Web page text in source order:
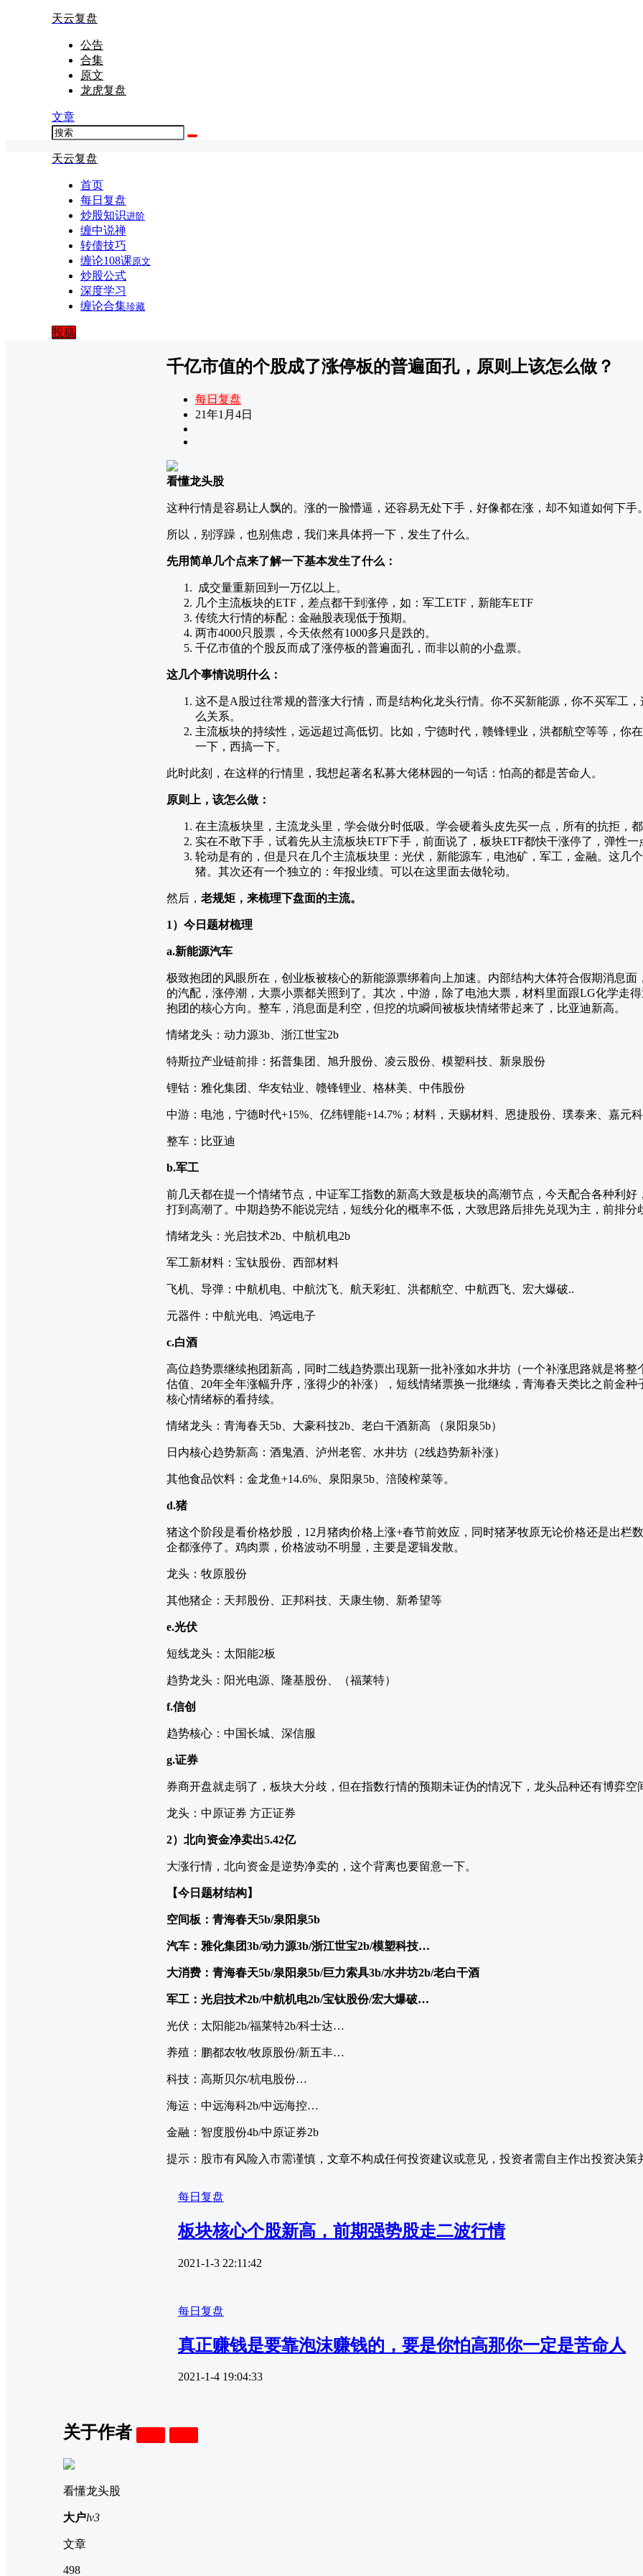
天云复盘
公告
合集
原文
龙虎复盘
文章
天云复盘
首页
每日复盘
炒股知识进阶
缠中说禅
转债技巧
缠论108课原文
炒股公式
深度学习
缠论合集珍藏
投稿
千亿市值的个股成了涨停板的普遍面孔，原则上该怎么做？
每日复盘
21年1月4日
看懂龙头股
这种行情是容易让人飘的。涨的一脸懵逼，还容易无处下手，好像都在涨，却不知道如何下手
所以，别浮躁，也别焦虑，我们来具体捋一下，发生了什么。
先用简单几个点来了解一下基本发生了什么：
成交量重新回到一万亿以上。
几个主流板块的ETF，差点都干到涨停，如：军工ETF，新能车ETF
传统大行情的标配：金融股表现低于预期。
两市4000只股票，今天依然有1000多只是跌的。
千亿市值的个股反而成了涨停板的普遍面孔，而非以前的小盘票。
这几个事情说明什么：
这不是A股过往常规的普涨大行情，而是结构化龙头行情。你不买新能源，你不买军工
么关系。
主流板块的持续性，远远超过高低切。比如，宁德时代，赣锋锂业，洪都航空等等，你
一下，西搞一下。
此时此刻，在这样的行情里，我想起著名私募大佬林园的一句话：怕高的都是苦命人。
原则上，该怎么做：
在主流板块里，主流龙头里，学会做分时低吸。学会硬着头皮先买一点，所有的抗拒，
实在不敢下手，试着先从主流板块ETF下手，前面说了，板块ETF都快干涨停了，弹性一
轮动是有的，但是只在几个主流板块里：光伏，新能源车，电池矿，军工，金融。这几
猪。其次还有一个独立的：年报业绩。可以在这里面去做轮动。
然后， 老规矩，来梳理下盘面的主流。
1）今日题材梳理
a.新能源汽车
极致抱团的风眼所在，创业板被核心的新能源票绑着向上加速。内部结构大体符合假期消息面
的汽配，涨停潮，大票小票都关照到了。其次，中游，除了电池大票，材料里面跟LG化学走
抱团的核心方向。整车，消息面是利空，但挖的坑瞬间被板块情绪带起来了，比亚迪新高。
情绪龙头：动力源3b、浙江世宝2b
特斯拉产业链前排：拓普集团、旭升股份、凌云股份、模塑科技、新泉股份
锂钴：雅化集团、华友钴业、赣锋锂业、格林美、中伟股份
中游：电池，宁德时代+15%、亿纬锂能+14.7%；材料，天赐材料、恩捷股份、璞泰来、嘉元
整车：比亚迪
b.军工
前几天都在提一个情绪节点，中证军工指数的新高大致是板块的高潮节点，今天配合各种利好
打到高潮了。中期趋势不能说完结，短线分化的概率不低，大致思路后排先兑现为主，前排分
情绪龙头：光启技术2b、中航机电2b
军工新材料：宝钛股份、西部材料
飞机、导弹：中航机电、中航沈飞、航天彩虹、洪都航空、中航西飞、宏大爆破..
元器件：中航光电、鸿远电子
c.白酒
高位趋势票继续抱团新高，同时二线趋势票出现新一批补涨如水井坊（一个补涨思路就是将整
估值、20年全年涨幅升序，涨得少的补涨），短线情绪票换一批继续，青海春天类比之前金
核心情绪标的看持续。
情绪龙头：青海春天5b、大豪科技2b、老白干酒新高 （泉阳泉5b）
日内核心趋势新高：酒鬼酒、泸州老窖、水井坊（2线趋势新补涨）
其他食品饮料：金龙鱼+14.6%、泉阳泉5b、涪陵榨菜等。
d.猪
猪这个阶段是看价格炒股，12月猪肉价格上涨+春节前效应，同时猪茅牧原无论价格还是出栏
企都涨停了。鸡肉票，价格波动不明显，主要是逻辑发散。
龙头：牧原股份
其他猪企：天邦股份、正邦科技、天康生物、新希望等
e.光伏
短线龙头：太阳能2板
趋势龙头：阳光电源、隆基股份、（福莱特）
f.信创
趋势核心：中国长城、深信服
g.证券
券商开盘就走弱了，板块大分歧，但在指数行情的预期未证伪的情况下，龙头品种还有博弈空
龙头：中原证券 方正证券
2）北向资金净卖出5.42亿
大涨行情，北向资金是逆势净卖的，这个背离也要留意一下。
【今日题材结构】
空间板：青海春天5b/泉阳泉5b
汽车：雅化集团3b/动力源3b/浙江世宝2b/模塑科技…
大消费：青海春天5b/泉阳泉5b/巨力索具3b/水井坊2b/老白干酒
军工：光启技术2b/中航机电2b/宝钛股份/宏大爆破…
光伏：太阳能2b/福莱特2b/科士达…
养殖：鹏都农牧/牧原股份/新五丰…
科技：高斯贝尔/杭电股份…
海运：中远海科2b/中远海控…
金融：智度股份4b/中原证券2b
提示：股市有风险入市需谨慎，文章不构成任何投资建议或意见，投资者需自主作出投资决策
每日复盘
板块核心个股新高，前期强势股走二波行情
2021-1-3 22:11:42
每日复盘
真正赚钱是要靠泡沫赚钱的，要是你怕高那你一定是苦命人
2021-1-4 19:04:33
关于作者
看懂龙头股
大户lv3
文章
498